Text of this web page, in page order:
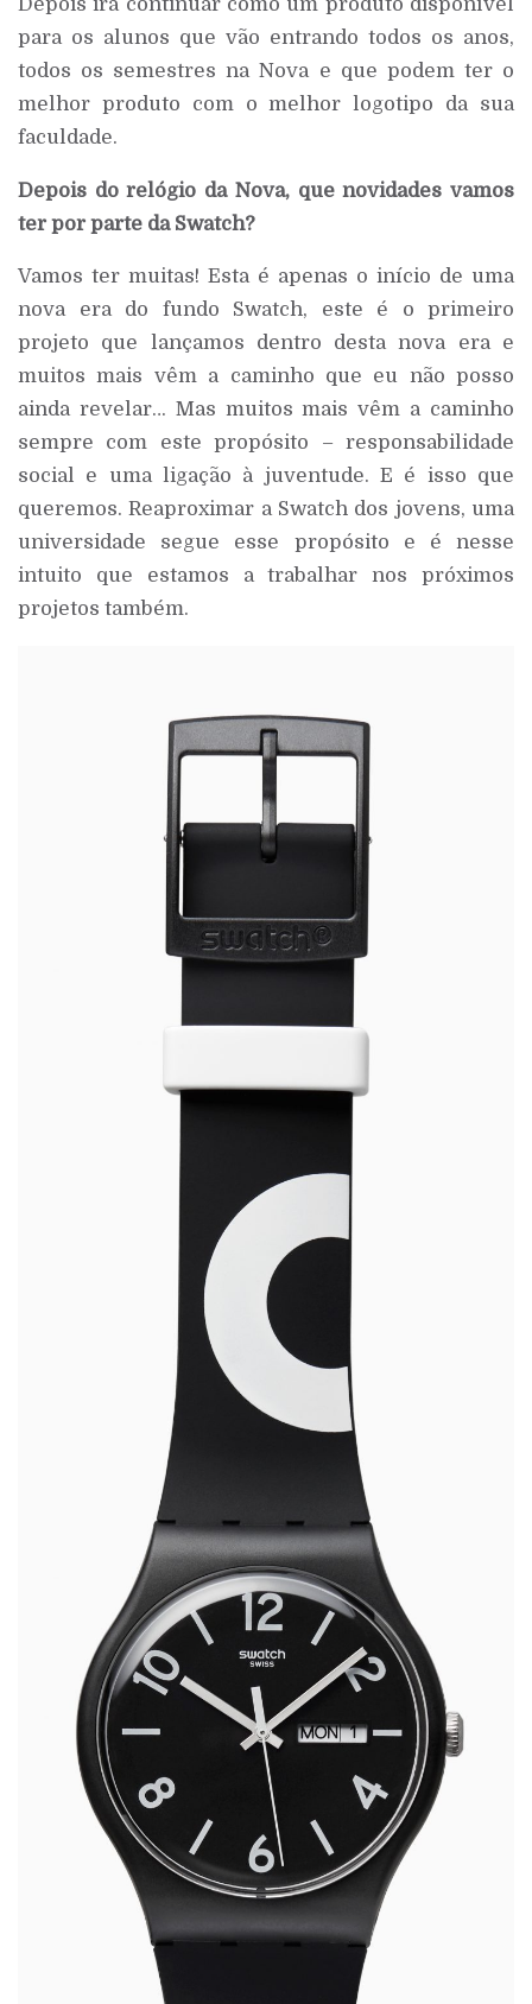
Depois irá continuar como um produto disponível
para os alunos que vão entrando todos os anos,
todos os semestres na Nova e que podem ter o
melhor produto com o melhor logotipo da sua
faculdade.
Depois do relógio da Nova, que novidades vamos
ter por parte da Swatch?
Vamos ter muitas! Esta é apenas o início de uma
nova era do fundo Swatch, este é o primeiro
projeto que lançamos dentro desta nova era e
muitos mais vêm a caminho que eu não posso
ainda revelar… Mas muitos mais vêm a caminho
sempre com este propósito – responsabilidade
social e uma ligação à juventude. E é isso que
queremos. Reaproximar a Swatch dos jovens, uma
universidade segue esse propósito e é nesse
intuito que estamos a trabalhar nos próximos
projetos também.